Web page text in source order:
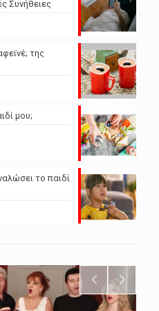
Συνήθειες
της
μου;
το παιδί